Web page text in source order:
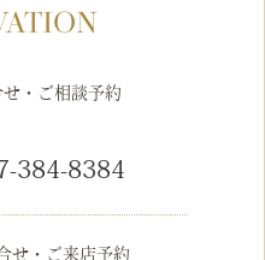
・ご相談予約
384-8384
せ・ご来店予約